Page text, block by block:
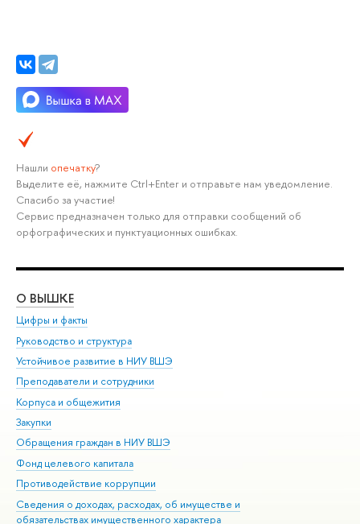
Нашли опечатку?
Выделите её, нажмите Ctrl+Enter и отправьте нам уведомление.
Спасибо за участие!
Сервис предназначен только для отправки сообщений об
орфографических и пунктуационных ошибках.
О ВЫШКЕ
Цифры и факты
Руководство и структура
Устойчивое развитие в НИУ ВШЭ
Преподаватели и сотрудники
Корпуса и общежития
Закупки
Обращения граждан в НИУ ВШЭ
Фонд целевого капитала
Противодействие коррупции
Сведения о доходах, расходах, об имуществе и
обязательствах имущественного характера